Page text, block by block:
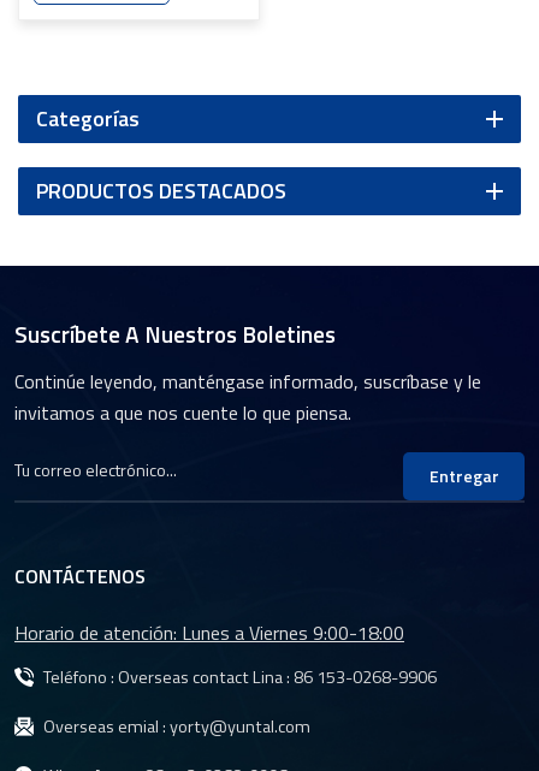
Categorías
PRODUCTOS DESTACADOS
Suscríbete A Nuestros Boletines
Continúe leyendo, manténgase informado, suscríbase y le
invitamos a que nos cuente lo que piensa.
Entregar
CONTÁCTENOS
Horario de atención: Lunes a Viernes 9:00-18:00
Teléfono : Overseas contact Lina : 86 153-0268-9906
Overseas emial :yorty@yuntal.com